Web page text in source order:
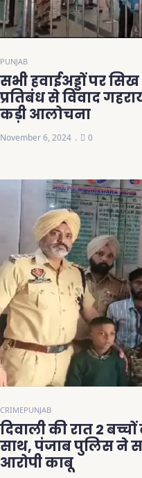
PUNJAB
सभी हवाईअड्डों पर
प्रतिबंध से विवाद
कड़ी आलोचना
November 6, 2024 0
CRIMEPUNJAB
दिवाली की रात 2
साथ, पंजाब पुलिस ने
आरोपी काबू